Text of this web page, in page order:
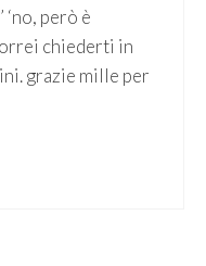
però è
chiederti in
grazie mille per